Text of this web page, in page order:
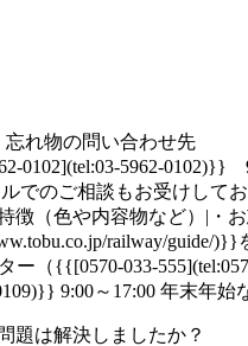
忘れ物の問い合わせ先
0102](tel:03-5962-
のご相談もお受けして
（色や内容物など）|
railway/
（{{[0570-033-
9:00～17:00 年末年始
問題は解決しましたか？